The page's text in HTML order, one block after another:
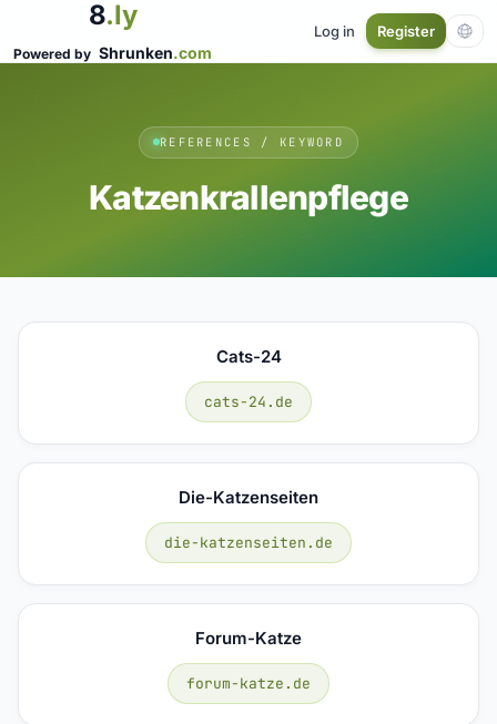
8.ly
Powered by Shrunken.com
Log in Register
REFERENCES / KEYWORD
Katzenkrallenpflege
Cats-24
cats-24.de
Die-Katzenseiten
die-katzenseiten.de
Forum-Katze
forum-katze.de